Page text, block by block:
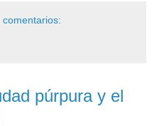
comentarios:
púrpura y el